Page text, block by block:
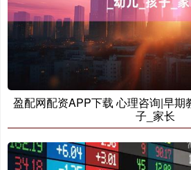
盈配网配资APP下载 心理咨询|早期
子_家长